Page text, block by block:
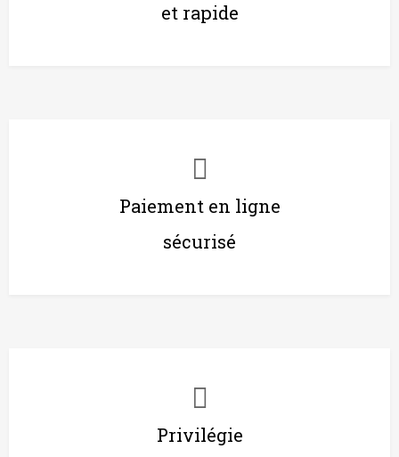
et rapide
Paiement en ligne
sécurisé
Privilégie